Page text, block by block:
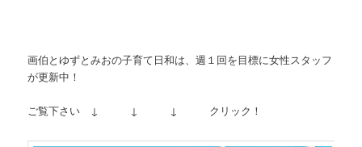
画伯とゆずとみおの子育て日和は、週１回を目標に女性スタッフ
が更新中！
ご覧下さい ↓ ↓ ↓ クリック！